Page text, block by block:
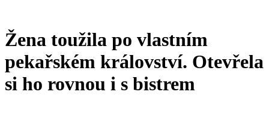
Žena toužila po vlastním
pekařském království. Otevřela
si ho rovnou i s bistrem